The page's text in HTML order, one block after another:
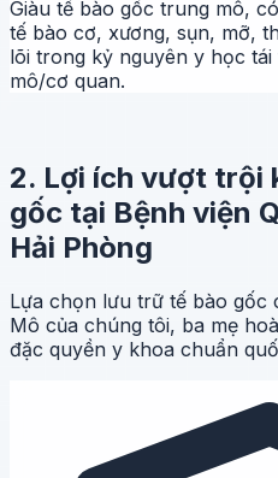
Giàu tế bào gốc trung mô,
tế bào cơ, xương, sụn, mỡ,
lõi trong kỷ nguyên y học
mô/cơ quan.
2. Lợi ích vượt trội
gốc tại Bệnh viện
Hải Phòng
Lựa chọn lưu trữ tế bào gốc
Mô của chúng tôi, ba mẹ
đặc quyền y khoa chuẩn